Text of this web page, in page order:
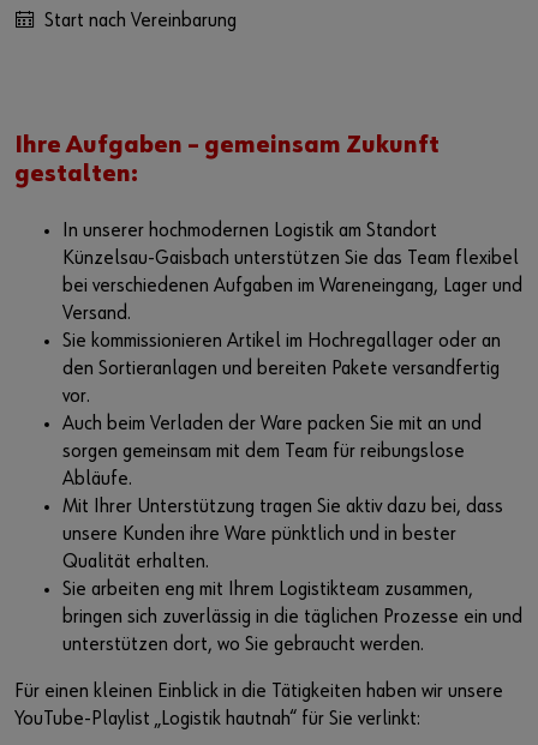
Start nach Vereinbarung
Ihre Aufgaben – gemeinsam Zukunft
gestalten:
In unserer hochmodernen Logistik am Standort
Künzelsau-Gaisbach unterstützen Sie das Team flexibel
bei verschiedenen Aufgaben im Wareneingang, Lager und
Versand.
Sie kommissionieren Artikel im Hochregallager oder an
den Sortieranlagen und bereiten Pakete versandfertig
vor.
Auch beim Verladen der Ware packen Sie mit an und
sorgen gemeinsam mit dem Team für reibungslose
Abläufe.
Mit Ihrer Unterstützung tragen Sie aktiv dazu bei, dass
unsere Kunden ihre Ware pünktlich und in bester
Qualität erhalten.
Sie arbeiten eng mit Ihrem Logistikteam zusammen,
bringen sich zuverlässig in die täglichen Prozesse ein und
unterstützen dort, wo Sie gebraucht werden.
Für einen kleinen Einblick in die Tätigkeiten haben wir unsere
YouTube-Playlist „Logistik hautnah“ für Sie verlinkt: